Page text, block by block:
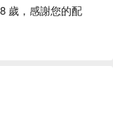
歲，感謝您的配